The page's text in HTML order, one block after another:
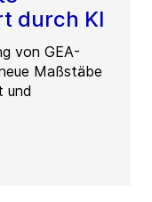
durch KI
von GEA-
Maßstäbe
und